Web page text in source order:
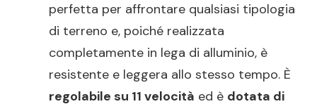
perfetta per affrontare qualsiasi tipologia
di terreno e, poiché realizzata
completamente in lega di alluminio, è
resistente e leggera allo stesso tempo. È
regolabile su 11 velocità ed è dotata di